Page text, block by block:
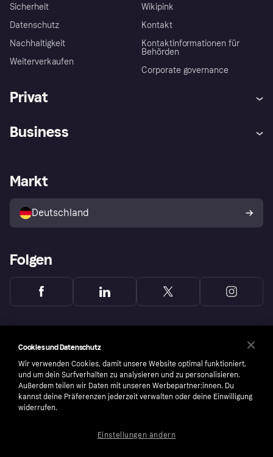
Sicherheit
Datenschutz
Nachhaltigkeit
Weiterverkaufen
Wikipink
Kontakt
Kontaktinformationen für
Behörden
Corporate governance
Privat
Klarna App
Shops entdecken
Käuferschutzrichtlinie
Dein Widerrufsrecht
Business
Händlerportal
Markt
Deutschland
Folgen
Cookies und Datenschutz
Wir verwenden Cookies, damit unsere Website optimal funktioniert,
und um dein Surfverhalten zu analysieren und zu personalisieren.
Außerdem teilen wir Daten mit unseren Werbepartner:innen. Du
kannst deine Präferenzen jederzeit verwalten oder deine Einwilligung
widerrufen.
Einstellungen ändern